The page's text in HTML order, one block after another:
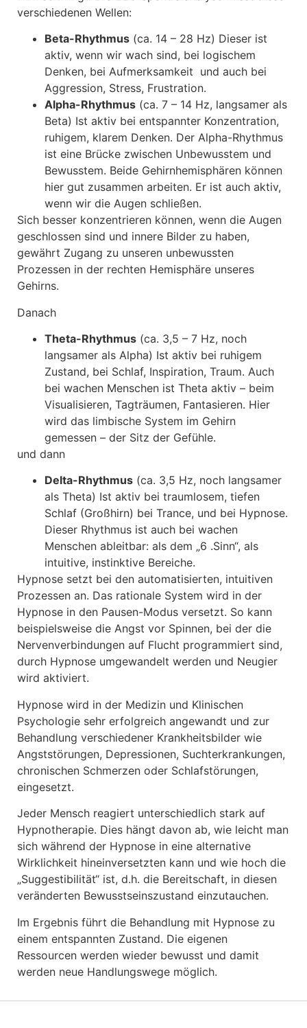
verschiedenen Wellen:
Beta-Rhythmus (ca. 14 – 28 Hz) Dieser ist
aktiv, wenn wir wach sind, bei logischem
Denken, bei Aufmerksamkeit und auch bei
Aggression, Stress, Frustration.
Alpha-Rhythmus (ca. 7 – 14 Hz, langsamer als
Beta) Ist aktiv bei entspannter Konzentration,
ruhigem, klarem Denken. Der Alpha-Rhythmus
ist eine Brücke zwischen Unbewusstem und
Bewusstem. Beide Gehirnhemisphären können
hier gut zusammen arbeiten. Er ist auch aktiv,
wenn wir die Augen schließen.
Sich besser konzentrieren können, wenn die Augen
geschlossen sind und innere Bilder zu haben,
gewährt Zugang zu unseren unbewussten
Prozessen in der rechten Hemisphäre unseres
Gehirns.
Danach
Theta-Rhythmus (ca. 3,5 – 7 Hz, noch
langsamer als Alpha) Ist aktiv bei ruhigem
Zustand, bei Schlaf, Inspiration, Traum. Auch
bei wachen Menschen ist Theta aktiv – beim
Visualisieren, Tagträumen, Fantasieren. Hier
wird das limbische System im Gehirn
gemessen – der Sitz der Gefühle.
und dann
Delta-Rhythmus (ca. 3,5 Hz, noch langsamer
als Theta) Ist aktiv bei traumlosem, tiefen
Schlaf (Großhirn) bei Trance, und bei Hypnose.
Dieser Rhythmus ist auch bei wachen
Menschen ableitbar: als dem „6 .Sinn“, als
intuitive, instinktive Bereiche.
Hypnose setzt bei den automatisierten, intuitiven
Prozessen an. Das rationale System wird in der
Hypnose in den Pausen-Modus versetzt. So kann
beispielsweise die Angst vor Spinnen, bei der die
Nervenverbindungen auf Flucht programmiert sind,
durch Hypnose umgewandelt werden und Neugier
wird aktiviert.
Hypnose wird in der Medizin und Klinischen
Psychologie sehr erfolgreich angewandt und zur
Behandlung verschiedener Krankheitsbilder wie
Angststörungen, Depressionen, Suchterkrankungen,
chronischen Schmerzen oder Schlafstörungen,
eingesetzt.
Jeder Mensch reagiert unterschiedlich stark auf
Hypnotherapie. Dies hängt davon ab, wie leicht man
sich während der Hypnose in eine alternative
Wirklichkeit hineinversetzten kann und wie hoch die
„Suggestibilität“ ist, d.h. die Bereitschaft, in diesen
veränderten Bewusstseinszustand einzutauchen.
Im Ergebnis führt die Behandlung mit Hypnose zu
einem entspannten Zustand. Die eigenen
Ressourcen werden wieder bewusst und damit
werden neue Handlungswege möglich.